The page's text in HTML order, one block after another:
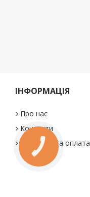
ІНФОРМАЦІЯ
Про нас
Контакти
Доставка та оплата